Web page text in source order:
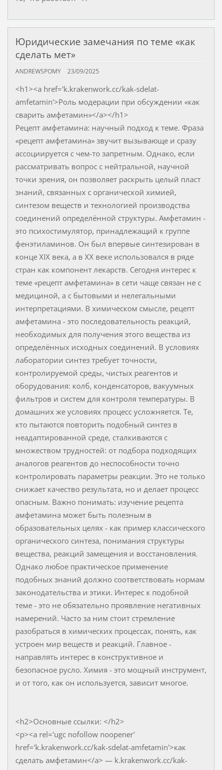
Юридические замечания по теме «как
сделать мет»
ANDREWSPOMY 23/09/2025
<h1><a href='k.krakenwork.cc/kak-sdelat-
amfetamin'>Роль модерации при обсуждении «как
сварить амфетамин»</a></h1>
Рецепт амфетамина: научный подход к теме. Фраза
«рецепт амфетамина» звучит вызывающе и сразу
ассоциируется с чем-то запретным. Однако, если
рассматривать вопрос с нейтральной, научной
точки зрения, он позволяет раскрыть целый пласт
знаний, связанных с органической химией,
синтезом веществ и технологией производства
соединений определённой структуры. Амфетамин -
это психостимулятор, принадлежащий к группе
фенэтиламинов. Он был впервые синтезирован в
конце XIX века, а в XX веке использовался в ряде
стран как компонент лекарств. Сегодня интерес к
теме «рецепт амфетамина» в сети чаще связан не с
медициной, а с бытовыми и нелегальными
интерпретациями. В химическом смысле, рецепт
амфетамина - это последовательность реакций,
необходимых для получения этого вещества из
определённых исходных соединений. В условиях
лаборатории синтез требует точности,
контролируемой среды, чистых реагентов и
оборудования: колб, конденсаторов, вакуумных
фильтров и систем для контроля температуры. В
домашних же условиях процесс усложняется. Те,
кто пытаются повторить подобный синтез в
неадаптированной среде, сталкиваются с
множеством трудностей: от подбора подходящих
аналогов реагентов до неспособности точно
контролировать параметры реакции. Это не только
снижает качество результата, но и делает процесс
опасным. Важно понимать: изучение рецепта
амфетамина может быть полезным в
образовательных целях - как пример классического
органического синтеза, понимания структуры
вещества, реакций замещения и восстановления.
Однако любое практическое применение
подобных знаний должно соответствовать нормам
законодательства и этики. Интерес к подобной
теме - это не обязательно проявление негативных
намерений. Часто за ним стоит стремление
разобраться в химических процессах, понять, как
устроен мир веществ и реакций. Главное -
направлять интерес в конструктивное и
безопасное русло. Химия - это мощный инструмент,
и от того, как он используется, зависит многое.
<h2>Основные ссылки: </h2>
<p><a rel='ugc nofollow noopener'
href='k.krakenwork.cc/kak-sdelat-amfetamin'>как
сделать амфетамин</a> — k.krakenwork.cc/kak-